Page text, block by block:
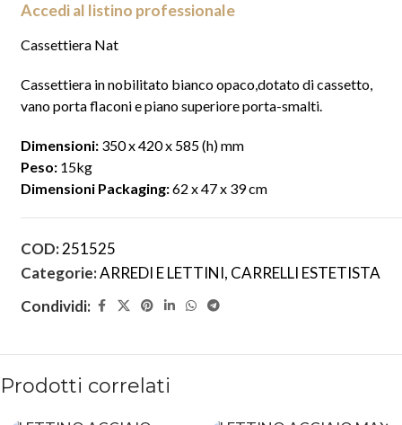
Accedi al listino professionale
Cassettiera Nat
Cassettiera in nobilitato bianco opaco,dotato di cassetto,
vano porta flaconi e piano superiore porta-smalti.
Dimensioni: 350 x 420 x 585 (h) mm
Peso: 15kg
Dimensioni Packaging:62 x 47 x 39 cm
COD:251525
Categorie:ARREDI E LETTINI, CARRELLI ESTETISTA
Condividi:
Prodotti correlati